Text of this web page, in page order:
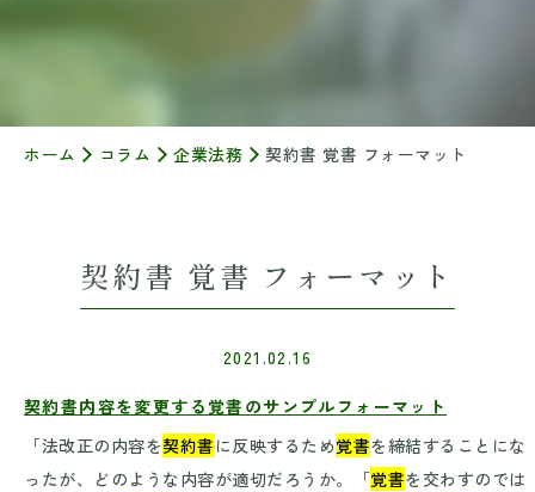
ホーム コラム 企業法務 契約書 覚書 フォーマット
契約書 覚書 フォーマット
2021.02.16
契約書内容を変更する覚書のサンプルフォーマット
「法改正の内容を契約書 に反映するため覚書を締結することにな
ったが、どのような内容が適切だろうか。「覚書を交わすのでは